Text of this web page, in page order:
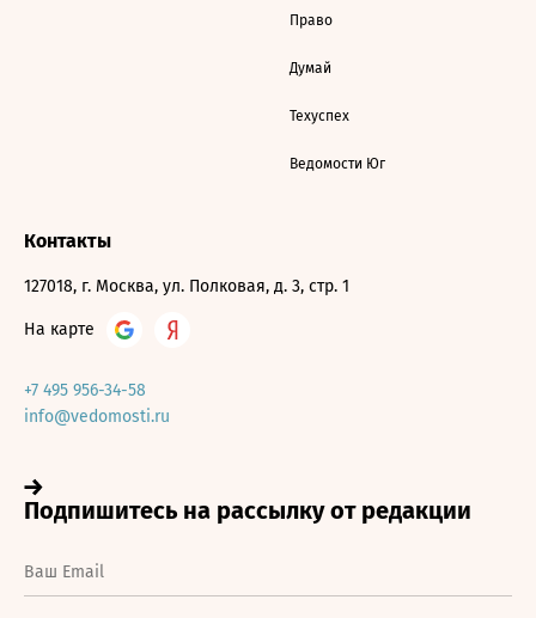
Право
Думай
Техуспех
Ведомости Юг
Контакты
127018, г. Москва, ул. Полковая, д. 3, стр. 1
На карте
+7 495 956-34-58
info@vedomosti.ru